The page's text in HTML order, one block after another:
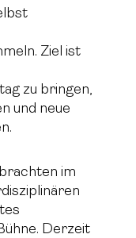
Ziel ist
zu bringen,
und neue
im
Derzeit